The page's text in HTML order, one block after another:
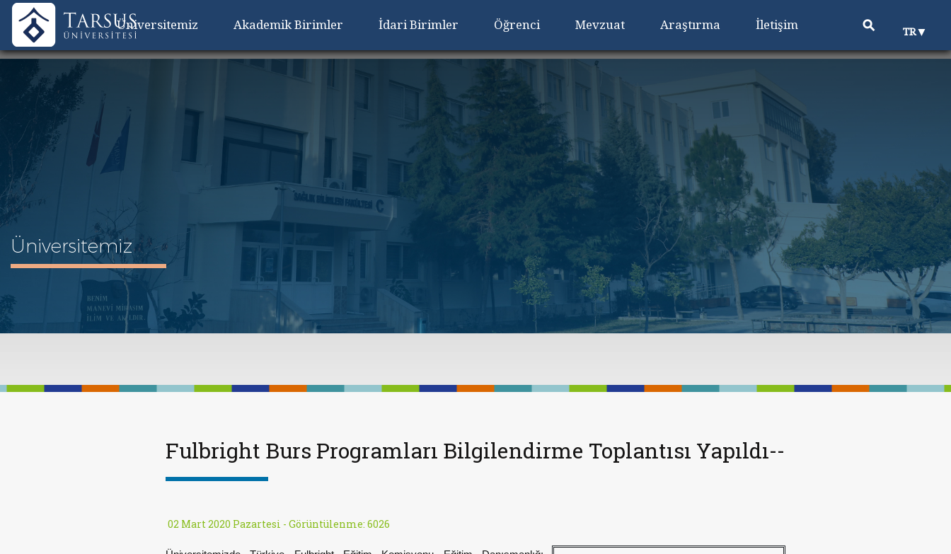
Üniversitemiz Akademik Birimler İdari Birimler Öğrenci Mevzuat Araştırma İletişim ⚲ TR▼
Üniversitemiz
Fulbright Burs Programları Bilgilendirme Toplantısı Yapıldı--
02 Mart 2020 Pazartesi - Görüntülenme: 6026